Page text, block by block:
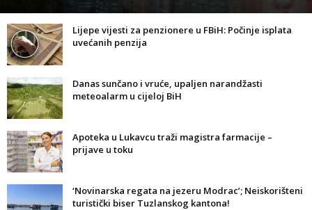
Lijepe vijesti za penzionere u FBiH: Počinje isplata
uvećanih penzija
Danas sunčano i vruće, upaljen narandžasti
meteoalarm u cijeloj BiH
Apoteka u Lukavcu traži magistra farmacije –
prijave u toku
‘Novinarska regata na jezeru Modrac’; Neiskorišteni
turistički biser Tuzlanskog kantona!